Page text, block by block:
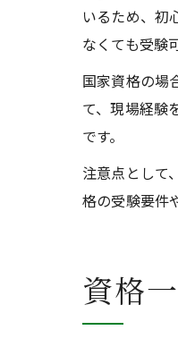
いるため、初
なくても受験
国家資格の場
て、現場経験
です。
注意点として
格の受験要件
資格